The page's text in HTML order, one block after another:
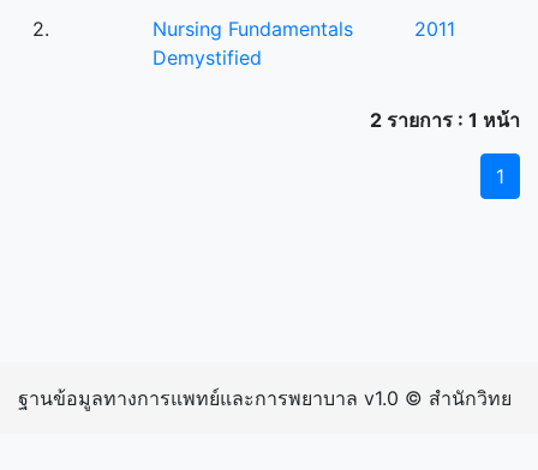
2.
Nursing Fundamentals
Demystified
2011
2 รายการ : 1 หน้า
1
ฐานข้อมูลทางการแพทย์และการพยาบาล v1.0 © สำนักวิทย